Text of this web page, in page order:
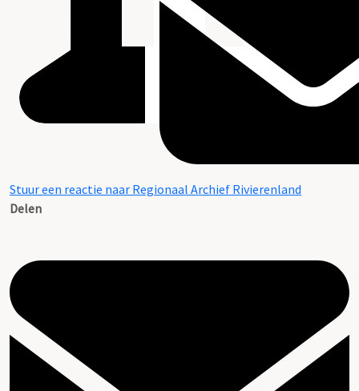
Stuur een reactie naar Regionaal Archief Rivierenland
Delen